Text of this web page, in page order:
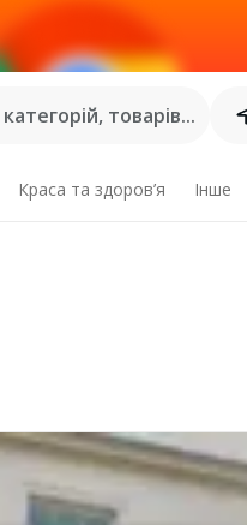
товарів...
Краса та здоров’я Інше